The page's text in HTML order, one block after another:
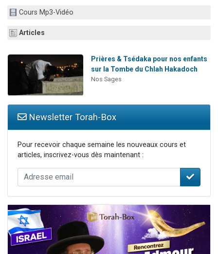
2 personnes viennent de nous rejoindre sur WhatsApp
Cours Mp3-Vidéo
Articles
Prières & Tsédaka pour nos enfants
sur la Tombe du Chlah Hakadoch
Nos Sages
Newsletter Torah-Box
Pour recevoir chaque semaine les nouveaux cours et
articles, inscrivez-vous dès maintenant :